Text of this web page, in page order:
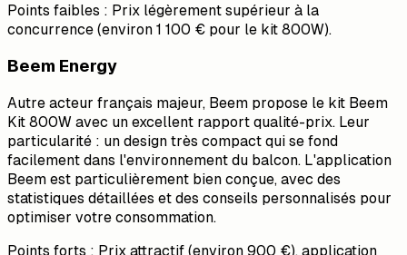
Points faibles : Prix légèrement supérieur à la
concurrence (environ 1 100 € pour le kit 800W).
Beem Energy
Autre acteur français majeur, Beem propose le kit Beem
Kit 800W avec un excellent rapport qualité-prix. Leur
particularité : un design très compact qui se fond
facilement dans l'environnement du balcon. L'application
Beem est particulièrement bien conçue, avec des
statistiques détaillées et des conseils personnalisés pour
optimiser votre consommation.
Points forts : Prix attractif (environ 900 €), application